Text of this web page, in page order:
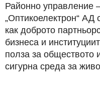
Районно управление
„Оптикоелектрон“
как доброто
бизнеса и
полза за обществото
сигурна среда за